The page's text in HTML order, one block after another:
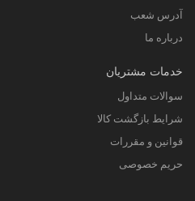
آدرس شعب
درباره ما
خدمات مشتریان
سوالات متداول
شرایط بازگشت کالا
قوانین و مقررات
حریم خصوصی